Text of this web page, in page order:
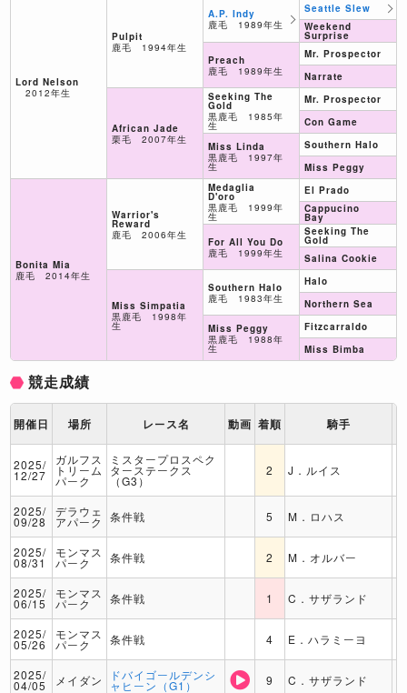
Lord Nelson
2012年生
Bonita Mia
鹿毛 2014年生
Pulpit
鹿毛 1994年生
African Jade
栗毛 2007年生
Warrior's
Reward
鹿毛 2006年生
Miss Simpatia
黒鹿毛 1998年
生
A.P. Indy
鹿毛 1989年生
Preach
鹿毛 1989年生
Seeking The
Gold
黒鹿毛 1985年
生
Miss Linda
黒鹿毛 1997年
生
Medaglia
D'oro
黒鹿毛 1999年
生
For All You Do
鹿毛 1999年生
Southern Halo
鹿毛 1983年生
Miss Peggy
黒鹿毛 1988年
生
Seattle Slew
Weekend
Surprise
Mr. Prospector
Narrate
Mr. Prospector
Con Game
Southern Halo
Miss Peggy
El Prado
Cappucino
Bay
Seeking The
Gold
Salina Cookie
Halo
Northern Sea
Fitzcarraldo
Miss Bimba
競走成績
開催日 場所 レース名 動画 着順 騎手
2025/
12/27
ガルフス
トリーム
パーク
ミスタープロスペク
ターステークス
（G3）
2 J．ルイス
2025/
09/28
デラウェ
アパーク 条件戦 5 M．ロハス
2025/
08/31
モンマス
パーク 条件戦 2 M．オルバー
2025/
06/15
モンマス
パーク 条件戦 1 C．サザランド
2025/
05/26
モンマス
パーク 条件戦 4 E．ハラミーヨ
2025/
04/05 メイダン ドバイゴールデンシ
ャヒーン（G1） 9 C．サザランド